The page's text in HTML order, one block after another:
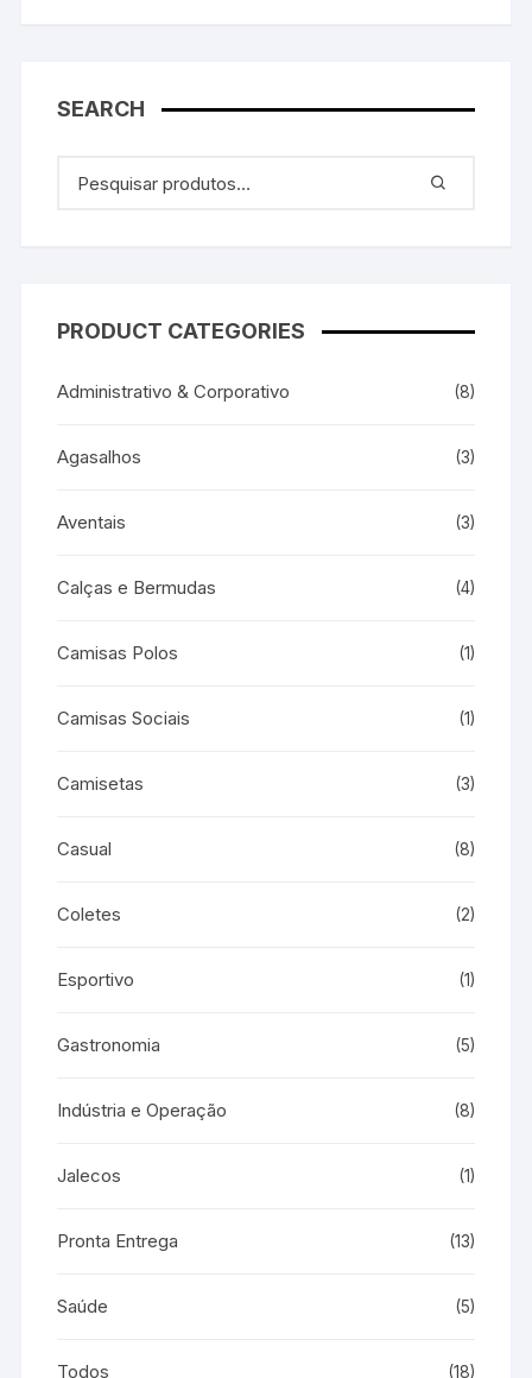
SEARCH
PRODUCT CATEGORIES
Administrativo & Corporativo (8)
Agasalhos (3)
Aventais (3)
Calças e Bermudas (4)
Camisas Polos (1)
Camisas Sociais (1)
Camisetas (3)
Casual (8)
Coletes (2)
Esportivo (1)
Gastronomia (5)
Indústria e Operação (8)
Jalecos (1)
Pronta Entrega (13)
Saúde (5)
Todos (18)